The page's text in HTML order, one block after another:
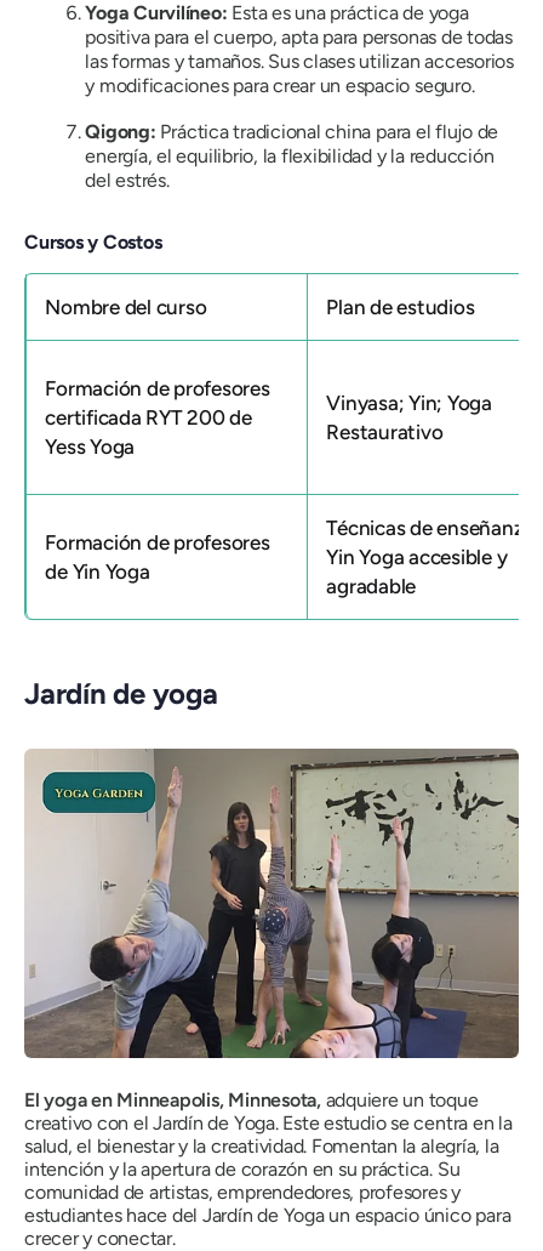
Yoga Curvilíneo: Esta es una práctica de yoga
positiva para el cuerpo, apta para personas de todas
las formas y tamaños. Sus clases utilizan accesorios
y modificaciones para crear un espacio seguro.
Qigong: Práctica tradicional china para el flujo de
energía, el equilibrio, la flexibilidad y la reducción
del estrés.
Cursos y Costos
Nombre del curso Plan de estudios
Formación de profesores
certificada RYT 200 de
Yess Yoga
Vinyasa; Yin; Yoga
Restaurativo
Formación de profesores
de Yin Yoga
Técnicas de enseñanza;
Yin Yoga accesible y
agradable
Jardín de yoga
El yoga en Minneapolis, Minnesota,adquiere un toque
creativo con el Jardín de Yoga. Este estudio se centra en la
salud, el bienestar y la creatividad. Fomentan la alegría, la
intención y la apertura de corazón en su práctica. Su
comunidad de artistas, emprendedores, profesores y
estudiantes hace del Jardín de Yoga un espacio único para
crecer y conectar.